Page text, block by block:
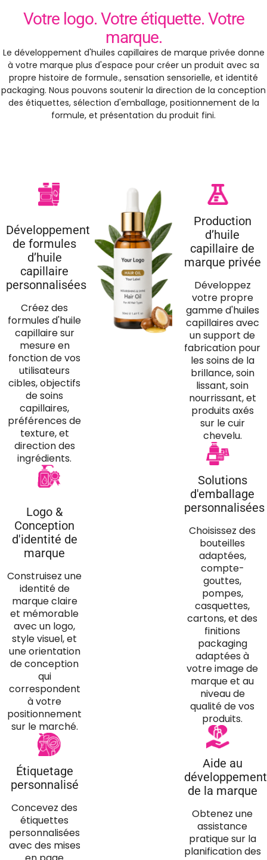
Votre logo. Votre étiquette. Votre
marque.
Le développement d'huiles capillaires de marque privée donne
à votre marque plus d'espace pour créer un produit avec sa
propre histoire de formule., sensation sensorielle, et identité
packaging. Nous pouvons soutenir la direction de la conception
des étiquettes, sélection d'emballage, positionnement de la
formule, et présentation du produit fini.
Développement
de formules
d’huile
capillaire
personnalisées
Créez des
formules d'huile
capillaire sur
mesure en
fonction de vos
utilisateurs
cibles, objectifs
de soins
capillaires,
préférences de
texture, et
direction des
ingrédients.
Logo &
Conception
d'identité de
marque
Construisez une
identité de
marque claire
et mémorable
avec un logo,
style visuel, et
une orientation
de conception
qui
correspondent
à votre
positionnement
sur le marché.
Étiquetage
personnalisé
Concevez des
étiquettes
personnalisées
avec des mises
Production
d’huile
capillaire de
marque privée
Développez
votre propre
gamme d'huiles
capillaires avec
un support de
fabrication pour
les soins de la
brillance, soin
lissant, soin
nourrissant, et
produits axés
sur le cuir
chevelu.
Solutions
d'emballage
personnalisées
Choisissez des
bouteilles
adaptées,
compte-
gouttes,
pompes,
casquettes,
cartons, et des
finitions
packaging
adaptées à
votre image de
marque et au
niveau de
qualité de vos
produits.
Aide au
développement
de la marque
Obtenez une
assistance
pratique sur la
planification des